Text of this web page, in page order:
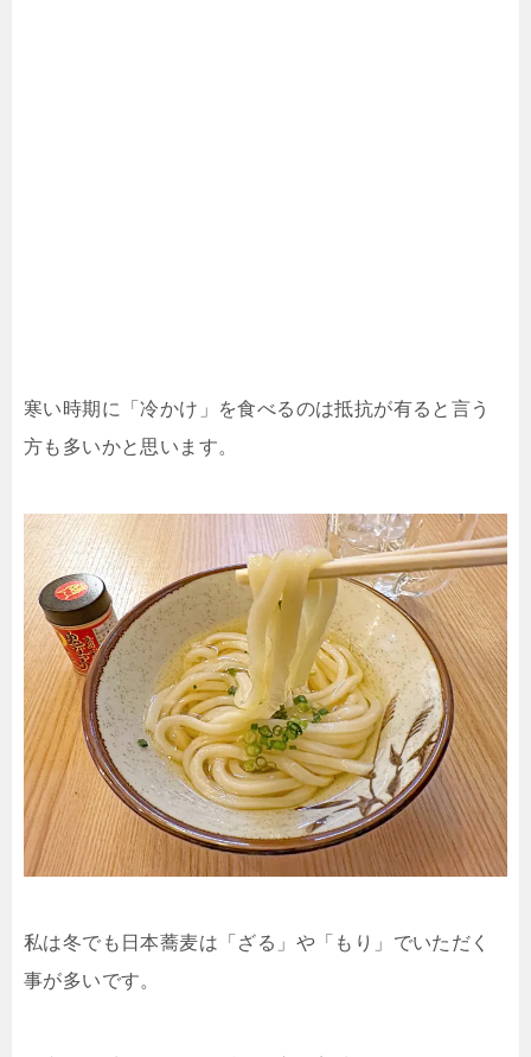
寒い時期に「冷かけ」を食べるのは抵抗が有ると言う
方も多いかと思います。
私は冬でも日本蕎麦は「ざる」や「もり」でいただく
事が多いです。